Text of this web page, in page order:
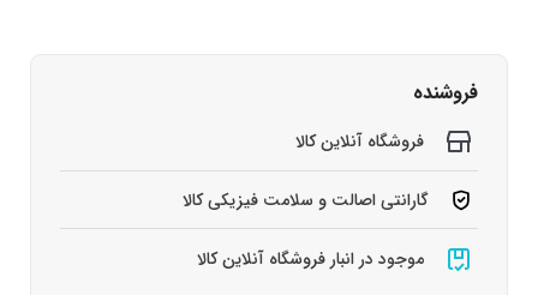
فروشنده
فروشگاه آنلاین کالا
گارانتی اصالت و سلامت فیزیکی کالا
موجود در انبار فروشگاه آنلاین کالا